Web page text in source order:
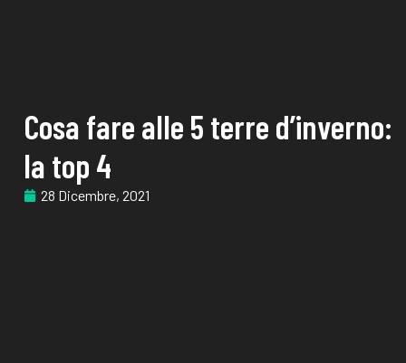
Cosa fare alle 5 terre d’inverno:
la top 4
28 Dicembre, 2021